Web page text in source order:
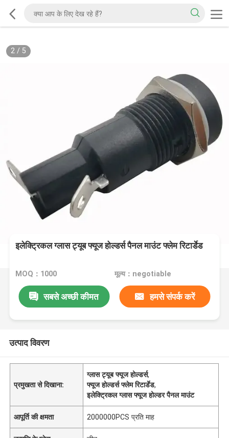
2/ 5
इलेक्ट्रिकल ग्लास ट्यूब फ्यूज होल्डर्स पैनल माउंट फ्लेम रिटार्डेड
MOQ：1000 मूल्य：negotiable
सबसे अच्छी कीमत हमसे संपर्क करें
उत्पाद विवरण
प्रमुखता से दिखाना:
ग्लास ट्यूब फ्यूज होल्डर्स,
फ्यूज होल्डर्स फ्लेम रिटार्डेड,
इलेक्ट्रिकल ग्लास फ्यूज होल्डर पैनल माउंट
आपूर्ति की क्षमता 2000000PCS प्रति माह